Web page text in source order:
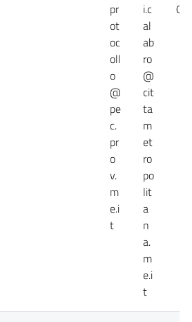
pr
ot
oc
oll
o
@
pe
c.
pr
o
v.
m
e.i
t
i.c
al
ab
ro
@
cit
ta
m
et
ro
po
lit
a
n
a.
m
e.i
t